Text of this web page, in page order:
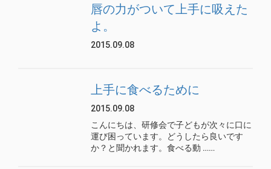
唇の力がついて上手に吸えた
よ。
2015.09.08
上手に食べるために
2015.09.08
こんにちは、研修会で子どもが次々に口に
運び困っています。どうしたら良いです
か？と聞かれます。食べる動 ……